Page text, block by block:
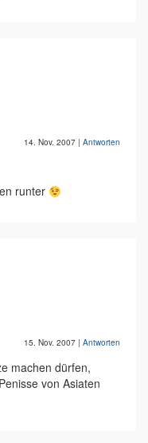
14. Nov. 2007 | Antworten
runter
15. Nov. 2007 | Antworten
machen dürfen,
von Asiaten